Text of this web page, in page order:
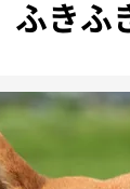
きふ